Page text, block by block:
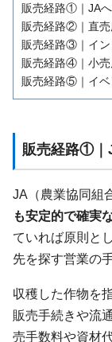
販売経路①｜JA
販売経路②｜直売
販売経路③｜イン
販売経路④｜小売
販売経路⑤｜イベ
販売経路①｜
JA（農業協同組
も安定的で確実
ていれば原則と
先を探す営業の
収穫した作物を
販売手続きや流
売手数料や資材